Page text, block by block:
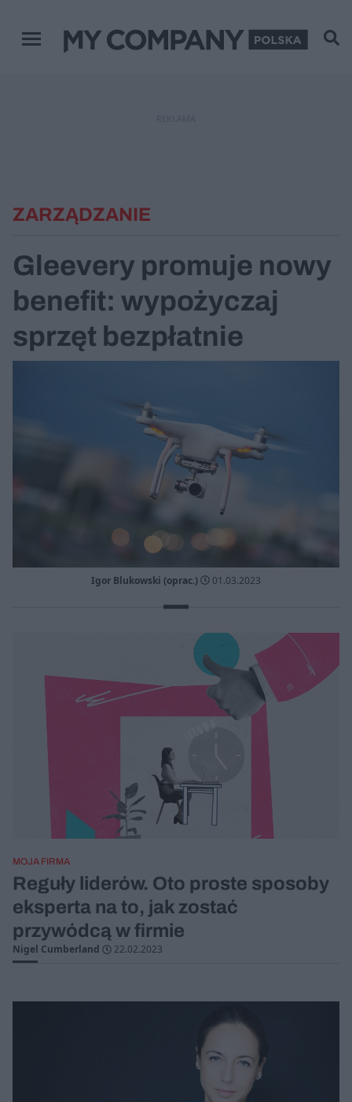
Menu główne
ZARZĄDZANIE
Gleevery promuje nowy
benefit: wypożyczaj
sprzęt bezpłatnie
Igor Blukowski (oprac.) 01.03.2023
MOJA FIRMA
Reguły liderów. Oto proste sposoby
eksperta na to, jak zostać
przywódcą w firmie
Nigel Cumberland 22.02.2023